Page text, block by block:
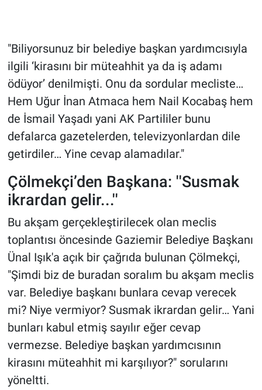
"Biliyorsunuz bir belediye başkan yardımcısıyla
ilgili ‘kirasını bir müteahhit ya da iş adamı
ödüyor’ denilmişti. Onu da sordular mecliste…
Hem Uğur İnan Atmaca hem Nail Kocabaş hem
de İsmail Yaşadı yani AK Partililer bunu
defalarca gazetelerden, televizyonlardan dile
getirdiler… Yine cevap alamadılar."
Çölmekçi’den Başkana: ''Susmak
ikrardan gelir...''
Bu akşam gerçekleştirilecek olan meclis
toplantısı öncesinde Gaziemir Belediye Başkanı
Ünal Işık'a açık bir çağrıda bulunan Çölmekçi,
"Şimdi biz de buradan soralım bu akşam meclis
var. Belediye başkanı bunlara cevap verecek
mi? Niye vermiyor? Susmak ikrardan gelir… Yani
bunları kabul etmiş sayılır eğer cevap
vermezse. Belediye başkan yardımcısının
kirasını müteahhit mi karşılıyor?" sorularını
yöneltti.